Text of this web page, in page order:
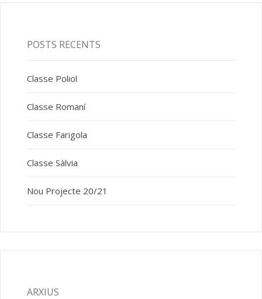
POSTS RECENTS
Classe Poliol
Classe Romaní
Classe Farigola
Classe Sàlvia
Nou Projecte 20/21
ARXIUS